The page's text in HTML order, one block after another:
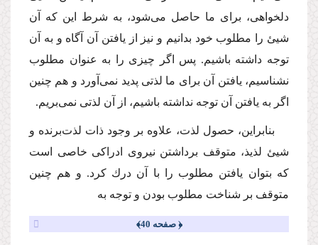
دلخواهى، براى ما حاصل مى‌شود، به شرط این كه آن
شیئ را مطلوب خود بدانیم و نیز از یافتن آن آگاه و به آن
توجه داشته باشیم. پس اگر چیزى را به عنوان مطلوب
نشناسیم، یافتن آن براى ما لذتى پدید نمى‌آورد و هم چنین
اگر به یافتن آن توجه نداشته باشیم، از آن لذتى نمى‌بریم.
بنابراین، حصول لذت، علاوه بر وجود ذات لذت‌برنده و
شیئ لذیذ، متوقف برداشتن نیروى ادراكى خاصى است
كه بتوان یافتن مطلوب را با آن درك كرد. و هم چنین
متوقف بر شناخت مطلوب بودن و توجه به
﴿ صفحه 40﴾